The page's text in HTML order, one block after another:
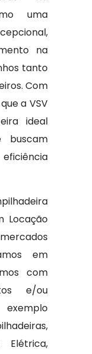
uma
na
tanto
Com
a VSV
ideal
buscam
Locação
em
com
e/ou
Elétrica,